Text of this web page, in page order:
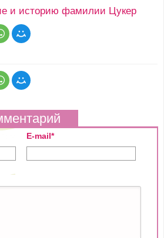
и историю фамилии Цукер
E-mail*